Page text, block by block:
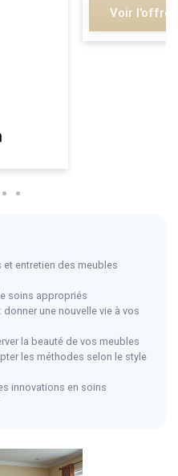
Voir l'offre
entretien des meubles
soins appropriés
une nouvelle vie à vos
la beauté de vos meubles
les méthodes selon le style
innovations en soins